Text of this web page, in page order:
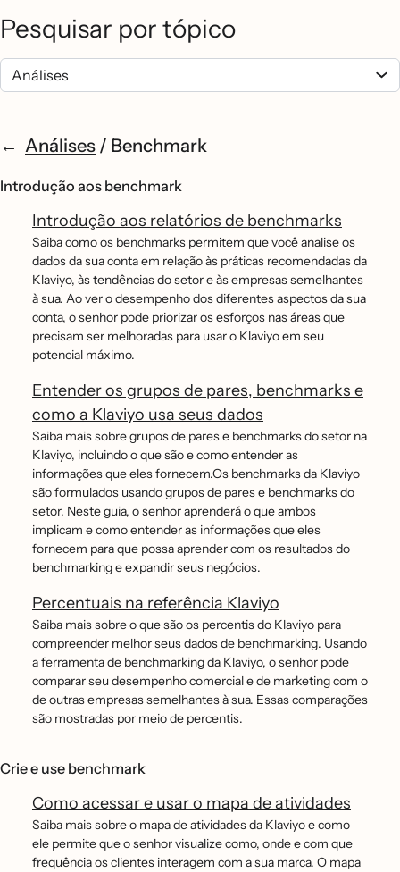
Pesquisar por tópico
Análises / Benchmark
Introdução aos benchmark
Introdução aos relatórios de benchmarks
Saiba como os benchmarks permitem que você analise os
dados da sua conta em relação às práticas recomendadas da
Klaviyo, às tendências do setor e às empresas semelhantes
à sua. Ao ver o desempenho dos diferentes aspectos da sua
conta, o senhor pode priorizar os esforços nas áreas que
precisam ser melhoradas para usar o Klaviyo em seu
potencial máximo.
Entender os grupos de pares, benchmarks e
como a Klaviyo usa seus dados
Saiba mais sobre grupos de pares e benchmarks do setor na
Klaviyo, incluindo o que são e como entender as
informações que eles fornecem.Os benchmarks da Klaviyo
são formulados usando grupos de pares e benchmarks do
setor. Neste guia, o senhor aprenderá o que ambos
implicam e como entender as informações que eles
fornecem para que possa aprender com os resultados do
benchmarking e expandir seus negócios.
Percentuais na referência Klaviyo
Saiba mais sobre o que são os percentis do Klaviyo para
compreender melhor seus dados de benchmarking. Usando
a ferramenta de benchmarking da Klaviyo, o senhor pode
comparar seu desempenho comercial e de marketing com o
de outras empresas semelhantes à sua. Essas comparações
são mostradas por meio de percentis.
Crie e use benchmark
Como acessar e usar o mapa de atividades
Saiba mais sobre o mapa de atividades da Klaviyo e como
ele permite que o senhor visualize como, onde e com que
frequência os clientes interagem com a sua marca. O mapa